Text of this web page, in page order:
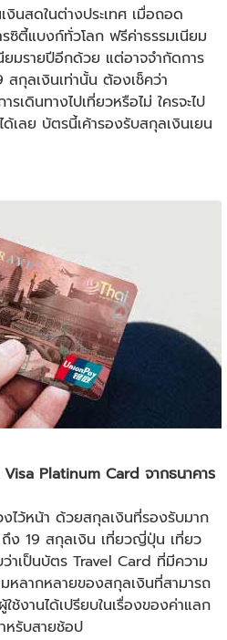
งินสดในต่างประเทศ เมื่อถอด
ซิตี้แบงก์ทั่วโลก ฟรีค่าธรรมเนียม
ยมรายปีอีกด้วย แต่อาจจำกัดการ
กุลเงินเท่านั้น ต้องเช็คว่า
เดินทางไปเที่ยวหรือไม่ ใครจะไป
ด้เลย บัตรนี้เค้ารองรับสกุลเงินเยน
Platinum Card จากธนาคาร
ไว้หน้า ด้วยสกุลเงินที่รองรับมาก
ง 19 สกุลเงิน เที่ยวญี่ปุ่น เที่ยว
าเป็นบัตร Travel Card ที่มีความ
หลากหลายของสกุลเงินที่สามารถ
ช้งานได้เปรียบในเรื่องของค่าแลก
หรับสายช้อป